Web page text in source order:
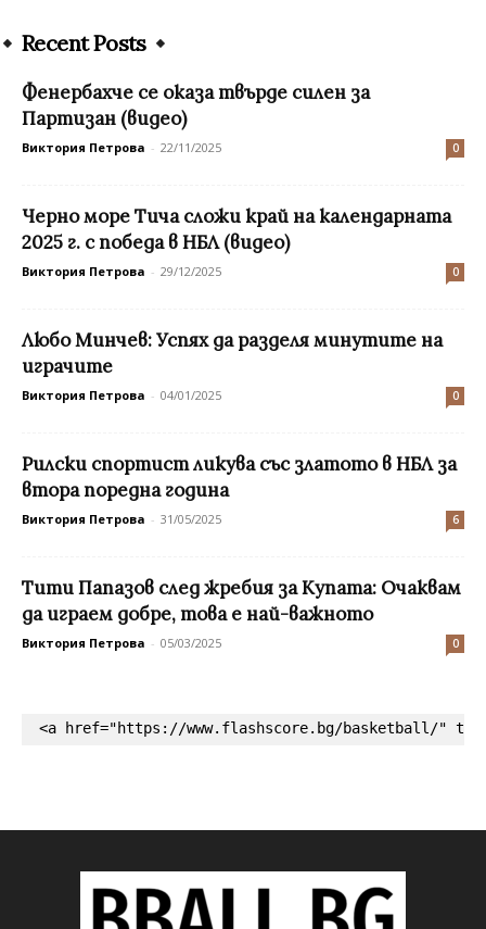
Recent Posts
Фенербахче се оказа твърде силен за
Партизан (видео)
Виктория Петрова - 22/11/2025 0
Черно море Тича сложи край на календарната
2025 г. с победа в НБЛ (видео)
Виктория Петрова - 29/12/2025 0
Любо Минчев: Успях да разделя минутите на
играчите
Виктория Петрова - 04/01/2025 0
Рилски спортист ликува със златото в НБЛ за
втора поредна година
Виктория Петрова - 31/05/2025 6
Тити Папазов след жребия за Купата: Очаквам
да играем добре, това е най-важното
Виктория Петрова - 05/03/2025 0
<a href="https://www.flashscore.bg/basketball/"